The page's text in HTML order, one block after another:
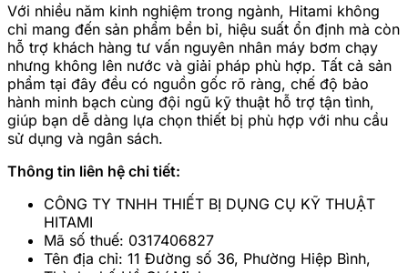
Với nhiều năm kinh nghiệm trong ngành, Hitami không
chỉ mang đến sản phẩm bền bỉ, hiệu suất ổn định mà còn
hỗ trợ khách hàng tư vấn nguyên nhân máy bơm chạy
nhưng không lên nước và giải pháp phù hợp. Tất cả sản
phẩm tại đây đều có nguồn gốc rõ ràng, chế độ bảo
hành minh bạch cùng đội ngũ kỹ thuật hỗ trợ tận tình,
giúp bạn dễ dàng lựa chọn thiết bị phù hợp với nhu cầu
sử dụng và ngân sách.
Thông tin liên hệ chi tiết:
CÔNG TY TNHH THIẾT BỊ DỤNG CỤ KỸ THUẬT
HITAMI
Mã số thuế: 0317406827
Tên địa chỉ: 11 Đường số 36, Phường Hiệp Bình,